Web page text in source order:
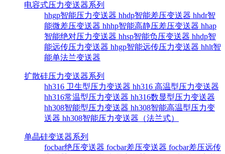
电容式压力变送器系列
hhgp智能压力变送器 hhdp智能差压变送器 hhdr智
能微差压变送器 hhhp智能高静压差压变送器 hhap
智能绝对压力变送器 hhsp智能负压变送器 hhdp智
能远传压力变送器 hhgp智能远传压力变送器 hhlt智
能单法兰变送器
扩散硅压力变送器系列
hh316 卫生型压力变送器 hh316 高温型压力变送器
hh316常温型压力变送器 hh316数显型压力变送器
hh308智能型压力变送器 hh308智能高温型压力变
送器 hh308智能压力变送器（法兰式）
单晶硅变送器系列
focbar绝压变送器 focbar差压变送器 focbar差压远传